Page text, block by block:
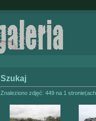
Szukaj
Znaleziono zdjęć: 449 na 1